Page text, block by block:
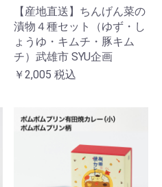
【産地直送】ちんげん菜の
漬物４種セット（ゆず・し
ょうゆ・キムチ・豚キム
チ）武雄市 SYU企画
￥2,005 税込